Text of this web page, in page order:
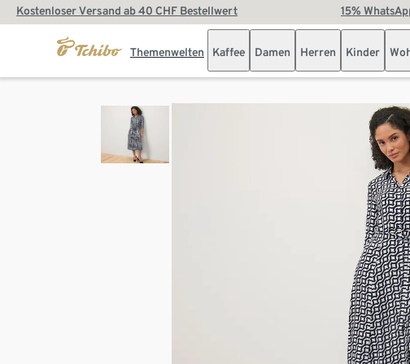
Kostenloser Versand ab 40 CHF Bestellwert 15%
Themenwelten Kaffee Damen Herren Kinder